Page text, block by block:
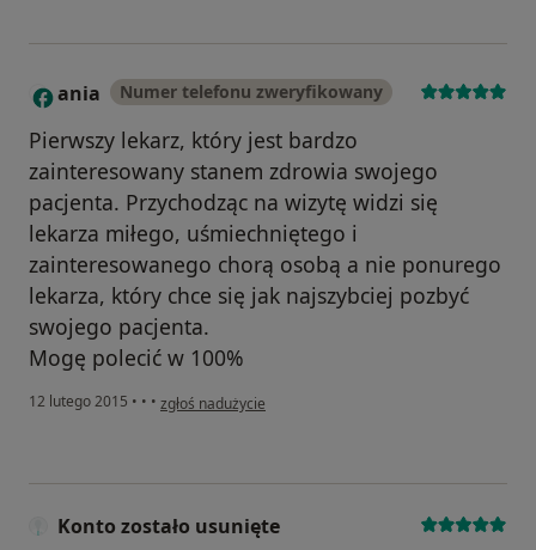
A ania Numer telefonu zweryfikowany
Pierwszy lekarz, który jest bardzo
zainteresowany stanem zdrowia swojego
pacjenta. Przychodząc na wizytę widzi się
lekarza miłego, uśmiechniętego i
zainteresowanego chorą osobą a nie ponurego
lekarza, który chce się jak najszybciej pozbyć
swojego pacjenta.
Mogę polecić w 100%
12 lutego 2015 • • • w opinii użytkownika ania
zgłoś nadużycie
Konto zostało usunięte